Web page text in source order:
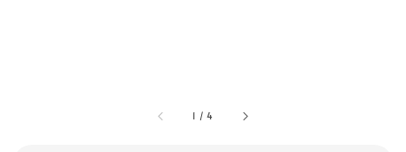
1 /4